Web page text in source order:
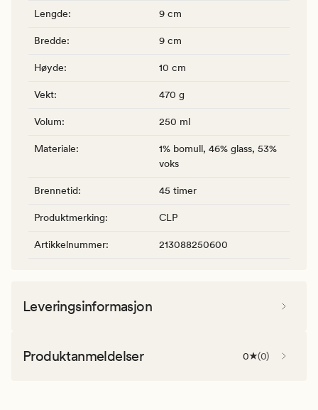
Lengde: 9 cm
Bredde: 9 cm
Høyde: 10 cm
Vekt: 470 g
Volum: 250 ml
Materiale:
1% bomull, 46% glass, 53%
voks
Brennetid: 45 timer
Produktmerking: CLP
Artikkelnummer: 213088250600
Leveringsinformasjon
Produktanmeldelser 0 (0)